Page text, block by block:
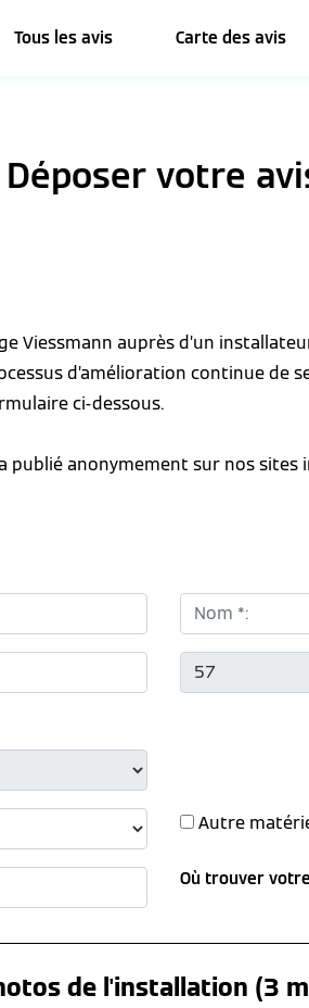
Tous les avis Carte des avis
Déposer votre
Viessmann auprès d’un
d’amélioration continue de
ci-dessous.
anonymement sur nos sites
Nom *:
CP *:
Autre
Où trouver
de l'installation (3